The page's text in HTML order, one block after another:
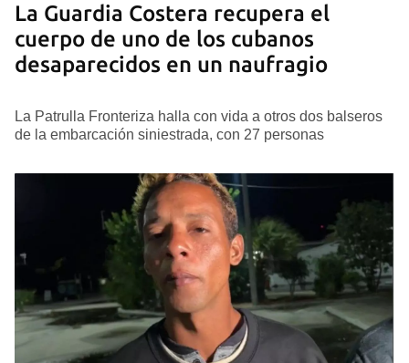
La Guardia Costera recupera el
cuerpo de uno de los cubanos
desaparecidos en un naufragio
La Patrulla Fronteriza halla con vida a otros dos balseros
de la embarcación siniestrada, con 27 personas